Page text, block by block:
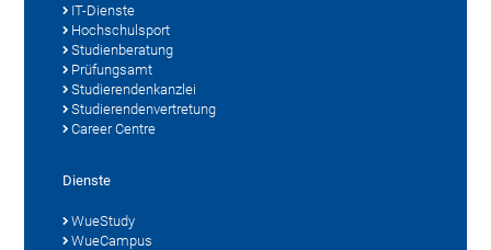
IT-Dienste
Hochschulsport
Studienberatung
Prüfungsamt
Studierendenkanzlei
Studierendenvertretung
Career Centre
Dienste
WueStudy
WueCampus